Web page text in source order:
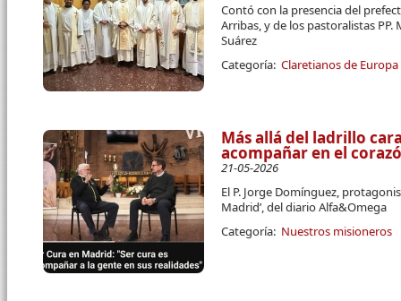
Contó con la presencia del
Arribas, y de los pastoralistas
Suárez
Categoría: Claretianos de Europa
Más allá del ladrillo
acompañar en el
21-05-2026
El P. Jorge Domínguez,
Madrid’, del diario Alfa&Omega
Categoría: Nuestros misioneros